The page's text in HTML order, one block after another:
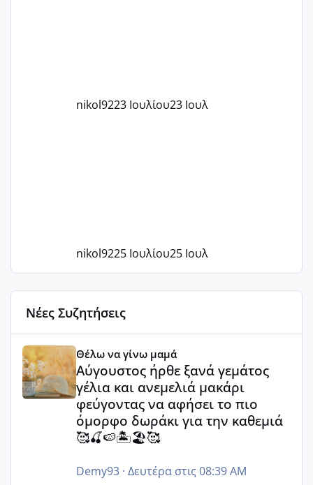
nikol9223 Ιουλίου23 Ιουλ
nikol9225 Ιουλίου25 Ιουλ
Νέες Συζητήσεις
Αύγουστος ήρθε ξανά γεμάτος γέλια και ανεμελιά
Θέλω να γίνω μαμά
Αύγουστος ήρθε ξανά γεμάτος
γέλια και ανεμελιά μακάρι
φεύγοντας να αφήσει το πιο
όμορφο δωράκι για την καθεμιά
🥰🍒🍉🏝️🏖️🥰
Demy93· Δευτέρα στις 08:39 AM